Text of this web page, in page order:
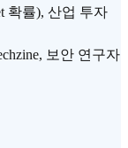
확률), 산업 투자
보안 연구자